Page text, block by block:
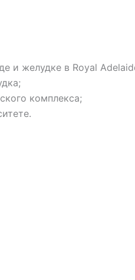
и желудке в Royal
комплекса;